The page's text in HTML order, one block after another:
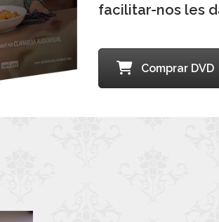
facilitar-nos les
Comprar DVD